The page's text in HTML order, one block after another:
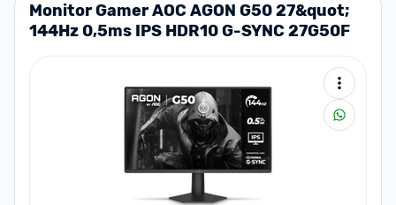
Monitor Gamer AOC AGON G50 27&quot;
144Hz 0,5ms IPS HDR10 G-SYNC 27G50F